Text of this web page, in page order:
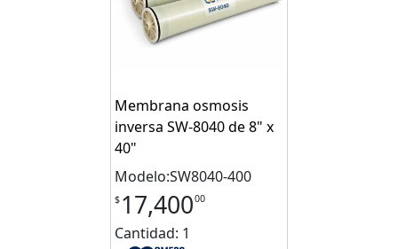
Membrana osmosis
inversa SW-8040 de 8" x
40"
Modelo:SW8040-400
$ 17,40000
Cantidad: 1